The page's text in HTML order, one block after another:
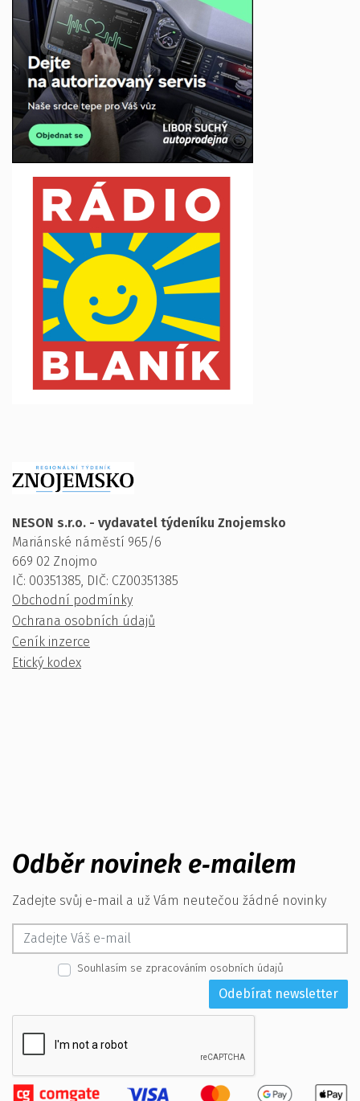
NESON s.r.o. - vydavatel týdeníku Znojemsko
Mariánské náměstí 965/6
669 02 Znojmo
IČ: 00351385, DIČ: CZ00351385
Obchodní podmínky
Ochrana osobních údajů
Ceník inzerce
Etický kodex
Odběr novinek e‑mailem
Zadejte svůj e-mail a už Vám neutečou žádné novinky
Souhlasím se zpracováním osobních údajů
Odebírat newsletter